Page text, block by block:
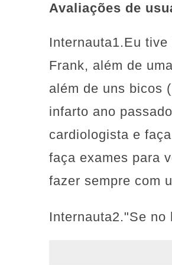
Avaliações de
Internauta1.Eu
Frank, além de
além de uns bicos
infarto ano
cardiologista e
faça exames para
fazer sempre com
Internauta2."Se